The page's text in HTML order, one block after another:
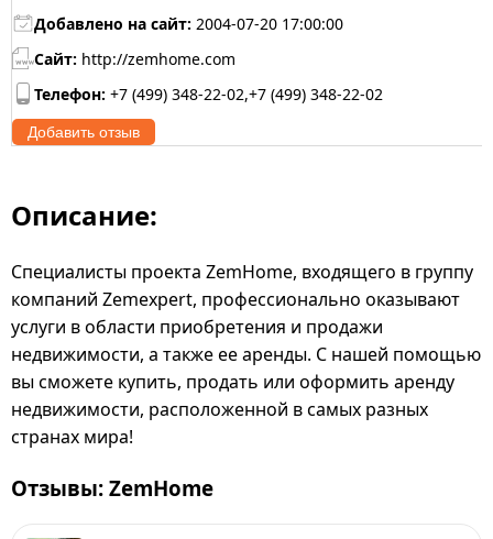
Добавлено на сайт: 2004-07-20 17:00:00
Сайт: http://zemhome.com
Телефон: +7 (499) 348-22-02,+7 (499) 348-22-02
Добавить отзыв
Описание:
Специалисты проекта ZemHome, входящего в группу
компаний Zemexpert, профессионально оказывают
услуги в области приобретения и продажи
недвижимости, а также ее аренды. С нашей помощью
вы сможете купить, продать или оформить аренду
недвижимости, расположенной в самых разных
странах мира!
Отзывы: ZemHome